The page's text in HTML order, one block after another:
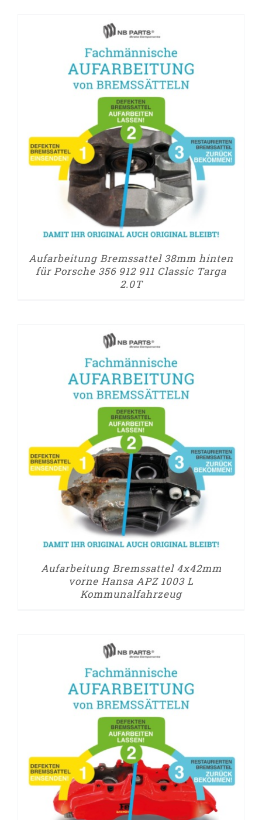
Aufarbeitung Bremssattel 38mm hinten
für Porsche 356 912 911 Classic Targa
2.0T
Aufarbeitung Bremssattel 4x42mm
vorne Hansa APZ 1003 L
Kommunalfahrzeug